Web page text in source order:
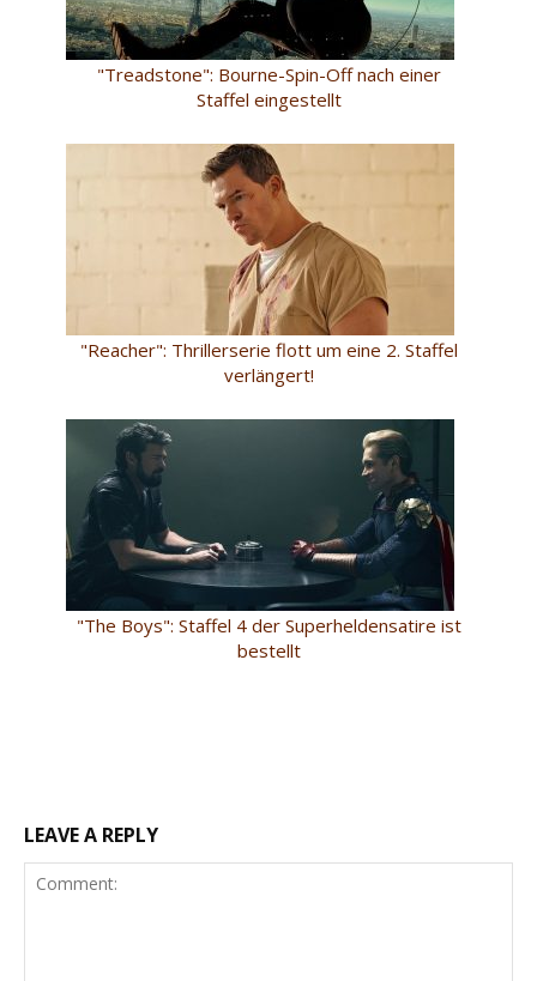
"Treadstone": Bourne-Spin-Off nach einer
Staffel eingestellt
"Reacher": Thrillerserie flott um eine 2. Staffel
verlängert!
"The Boys": Staffel 4 der Superheldensatire ist
bestellt
LEAVE A REPLY